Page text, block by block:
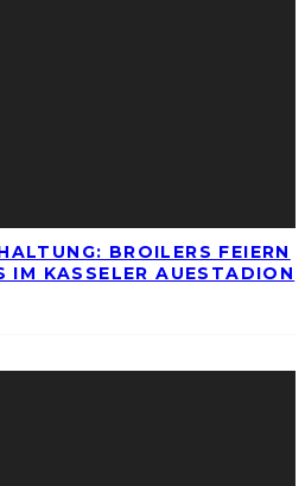
BROILERS FEIERN
KASSELER AUESTADION